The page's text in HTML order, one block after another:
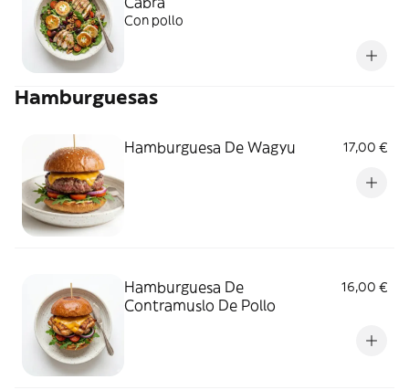
Con pollo
Hamburguesas
Hamburguesa De Wagyu 17,00 €
Hamburguesa De
Contramuslo De Pollo
16,00 €